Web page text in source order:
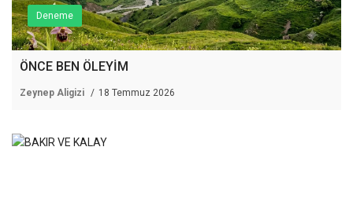
Deneme
ÖNCE BEN ÖLEYİM
Zeynep Aligizi 18 Temmuz 2026